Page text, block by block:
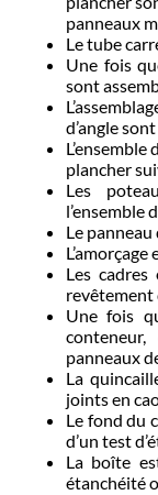
panneaux
Le tube
Une fois
sont
d’angle
plancher
Les
l’ensemble
Le
Les
revêtement
Une fois
panneaux
La
joints en
Le fond du
d’un test
La boîte
étanchéité